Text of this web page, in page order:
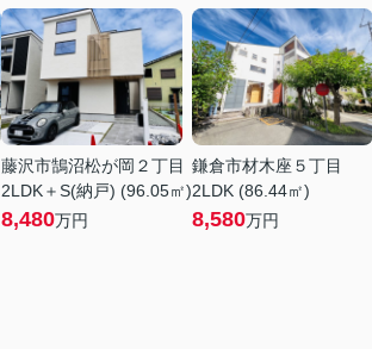
藤沢市鵠沼松が岡２丁目
2LDK＋S(納戸) (96.05㎡)
8,480万円
鎌倉市材木座５丁目
2LDK (86.44㎡)
8,580万円